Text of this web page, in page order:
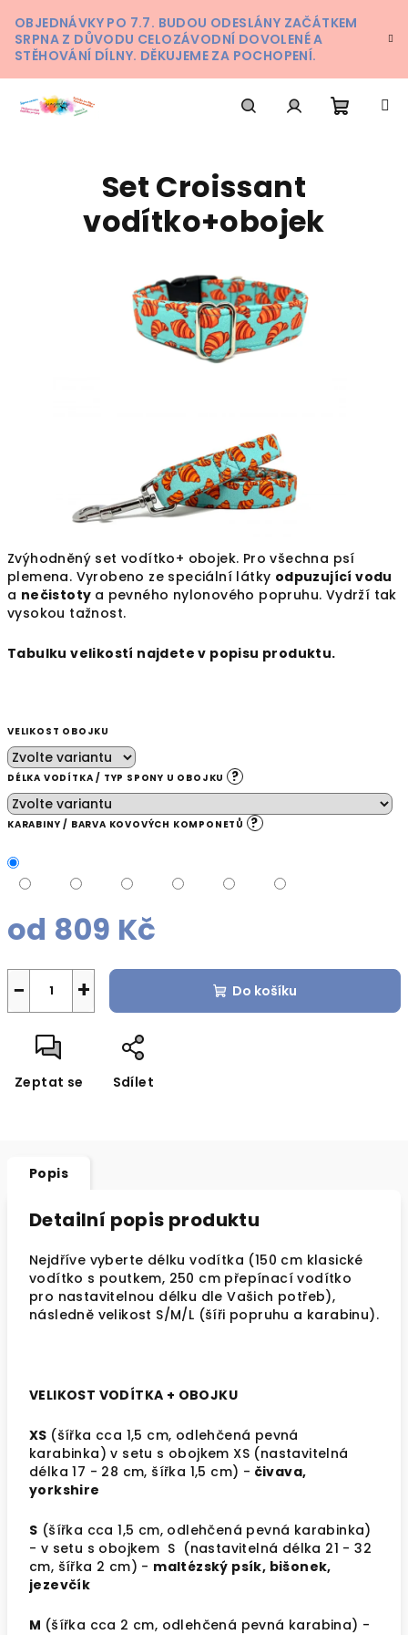
na
obsah
OBJEDNÁVKY PO 7.7. BUDOU ODESLÁNY ZAČÁTKEM
SRPNA Z DŮVODU CELOZÁVODNÍ DOVOLENÉ A
STĚHOVÁNÍ DÍLNY. DĚKUJEME ZA POCHOPENÍ.
Zvýhodněný set vodítko+ obojek. Pro všechna psí
plemena. Vyrobeno ze speciální látky odpuzující vodu
a nečistoty a pevného nylonového popruhu. Vydrží tak
vysokou tažnost.
Tabulku velikostí najdete v popisu produktu.
VELIKOST OBOJKU
DÉLKA VODÍTKA / TYP SPONY U OBOJKU ?
KARABINY / BARVA KOVOVÝCH KOMPONETŮ ?
od 809 Kč
+
− Do košíku
Zeptat se Sdílet
Set Croissant
vodítko+obojek
Popis
Detailní popis produktu
Nejdříve vyberte délku vodítka (150 cm klasické
vodítko s poutkem, 250 cm přepínací vodítko
pro nastavitelnou délku dle Vašich potřeb),
následně velikost S/M/L (šíři popruhu a karabinu).
VELIKOST VODÍTKA + OBOJKU
XS (šířka cca 1,5 cm, odlehčená pevná
karabinka) v setu s obojkem XS (nastavitelná
délka 17 - 28 cm, šířka 1,5 cm) - čivava,
yorkshire
S (šířka cca 1,5 cm, odlehčená pevná karabinka)
- v setu s obojkem S (nastavitelná délka 21 - 32
cm, šířka 2 cm) - maltézský psík, bišonek,
jezevčík
M (šířka cca 2 cm, odlehčená pevná karabina) -